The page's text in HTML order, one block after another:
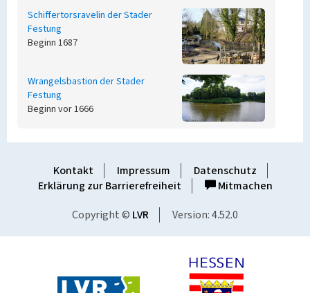
Schiffertorsravelin der Stader
Festung
Beginn 1687
Wrangelsbastion der Stader
Festung
Beginn vor 1666
Kontakt Impressum
Datenschutz
Erklärung zur Barrierefreiheit
Mitmachen
Copyright © LVR Version: 4.52.0